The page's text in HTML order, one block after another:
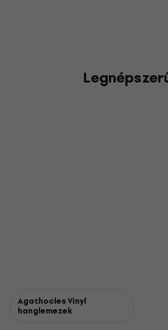
Agathocles Vinyl
hanglemezek